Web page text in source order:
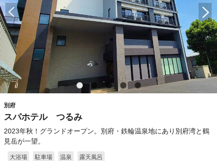
別府
スパホテル つるみ
2023年秋！グランドオープン。別府・鉄輪温泉地にあり別府湾と鶴
見岳が一望。
大浴場 駐車場 温泉 露天風呂